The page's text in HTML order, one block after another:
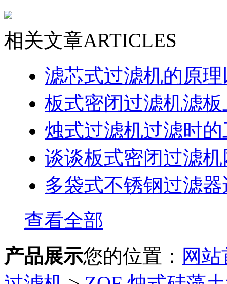
相关文章ARTICLES
滤芯式过滤机的原
板式密闭过滤机滤
烛式过滤机过滤时的工
谈谈板式密闭过滤
多袋式不锈钢过滤
查看全部
产品展示您的位置： 网